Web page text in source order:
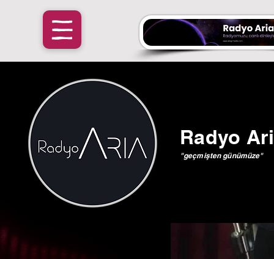
Radyo
"geçmişten günümüze"